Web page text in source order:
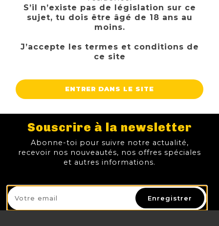
MARTIN IPA 33CL 6.9%
3,00 €
TTCPrix
MONGOZO MANGO
3,90 €
TTCPrix
LA MANIVELLE TRIPLE FERMENTATION
3,70 €
TTCPrix
LOUP BLANC VOIR LA VIE EN TRIPLE
3,70 €
TTCPrix
S’il n’existe pas de législation sur ce
sujet, tu dois être âgé de 18 ans au
moins.
J’accepte les termes et conditions de
ce site
ENTRER DANS LE SITE
Souscrire à la newsletter
Abonne-toi pour suivre notre actualité,
recevoir nos nouveautés, nos offres spéciales
et autres informations.
Enregistrer